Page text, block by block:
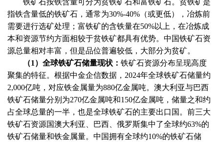
铁矿石按铁含量可分为贫铁矿石和富铁矿石。贫铁矿是
指铁含量低的铁矿石，通常为30%-40%（或更低），冶炼前
需要进行选矿处理；富铁矿的含铁量在50%以上，在冶炼成
本和资源节约方面相较于贫铁矿都具有优势。中国铁矿石资
源总量相对丰富，但是品位普遍较低，大部分为贫矿。
（1）全球铁矿石储量现状： 铁矿石资源分布呈现高度
聚集的特征。根据中金企信数据 ， 2024年全球铁矿石储量约
2,000亿吨，对应铁金属量为880亿金属吨。澳大利亚与巴西
铁矿石储量分别为270亿金属吨和150亿金属吨，储量之和约
占全球总量的一半，也是全球铁矿石的主要出口国。前三大
铁矿石资源国澳大利亚、巴西、俄罗斯集中了全球约63%的
铁矿石储量和铁金属量。中国拥有全球约10%的铁矿石储